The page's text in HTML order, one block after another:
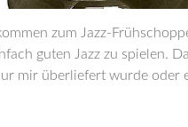
zum Jazz-
guten Jazz zu spielen.
mir überliefert wurde oder